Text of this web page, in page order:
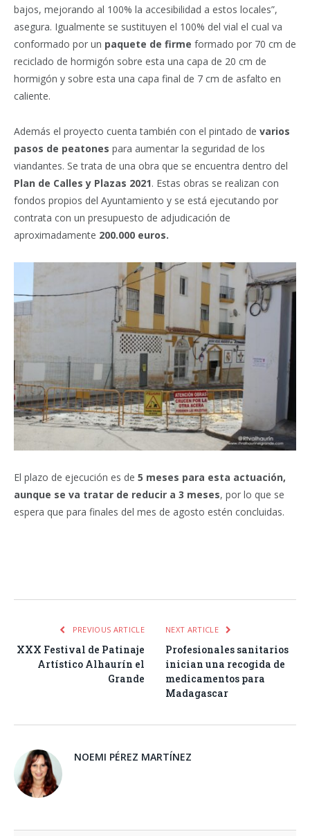
bajos, mejorando al 100% la accesibilidad a estos locales”,
asegura. Igualmente se sustituyen el 100% del vial el cual va
conformado por un paquete de firme formado por 70 cm de
reciclado de hormigón sobre esta una capa de 20 cm de
hormigón y sobre esta una capa final de 7 cm de asfalto en
caliente.
Además el proyecto cuenta también con el pintado de varios
pasos de peatones para aumentar la seguridad de los
viandantes. Se trata de una obra que se encuentra dentro del
Plan de Calles y Plazas 2021. Estas obras se realizan con
fondos propios del Ayuntamiento y se está ejecutando por
contrata con un presupuesto de adjudicación de
aproximadamente 200.000 euros.
El plazo de ejecución es de 5 meses para esta actuación,
aunque se va tratar de reducir a 3 meses, por lo que se
espera que para finales del mes de agosto estén concluidas.
PREVIOUS ARTICLE
XXX Festival de Patinaje
Artístico Alhaurín el
Grande
NEXT ARTICLE
Profesionales sanitarios
inician una recogida de
medicamentos para
Madagascar
NOEMI PÉREZ MARTÍNEZ